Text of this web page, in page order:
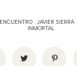
ENCUENTRO. JAVIER SIERRA.
INMORTAL